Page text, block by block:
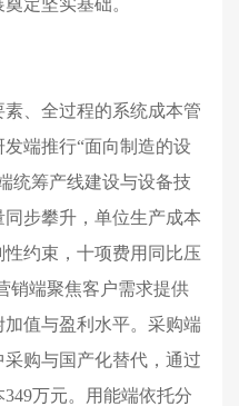
、全过程的系统成本管
端推行“面向制造的设
统筹产线建设与设备技
步攀升，单位生产成本
约束，十项费用同比压
销端聚焦客户需求提供
值与盈利水平。采购端
购与国产化替代，通过
万元。用能端依托分